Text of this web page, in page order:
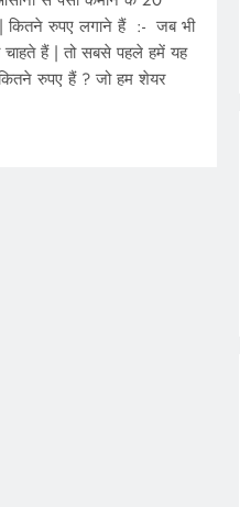
| कितने रुपए लगाने हैं :- जब भी
चाहते हैं | तो सबसे पहले हमें यह
कितने रुपए हैं ? जो हम शेयर